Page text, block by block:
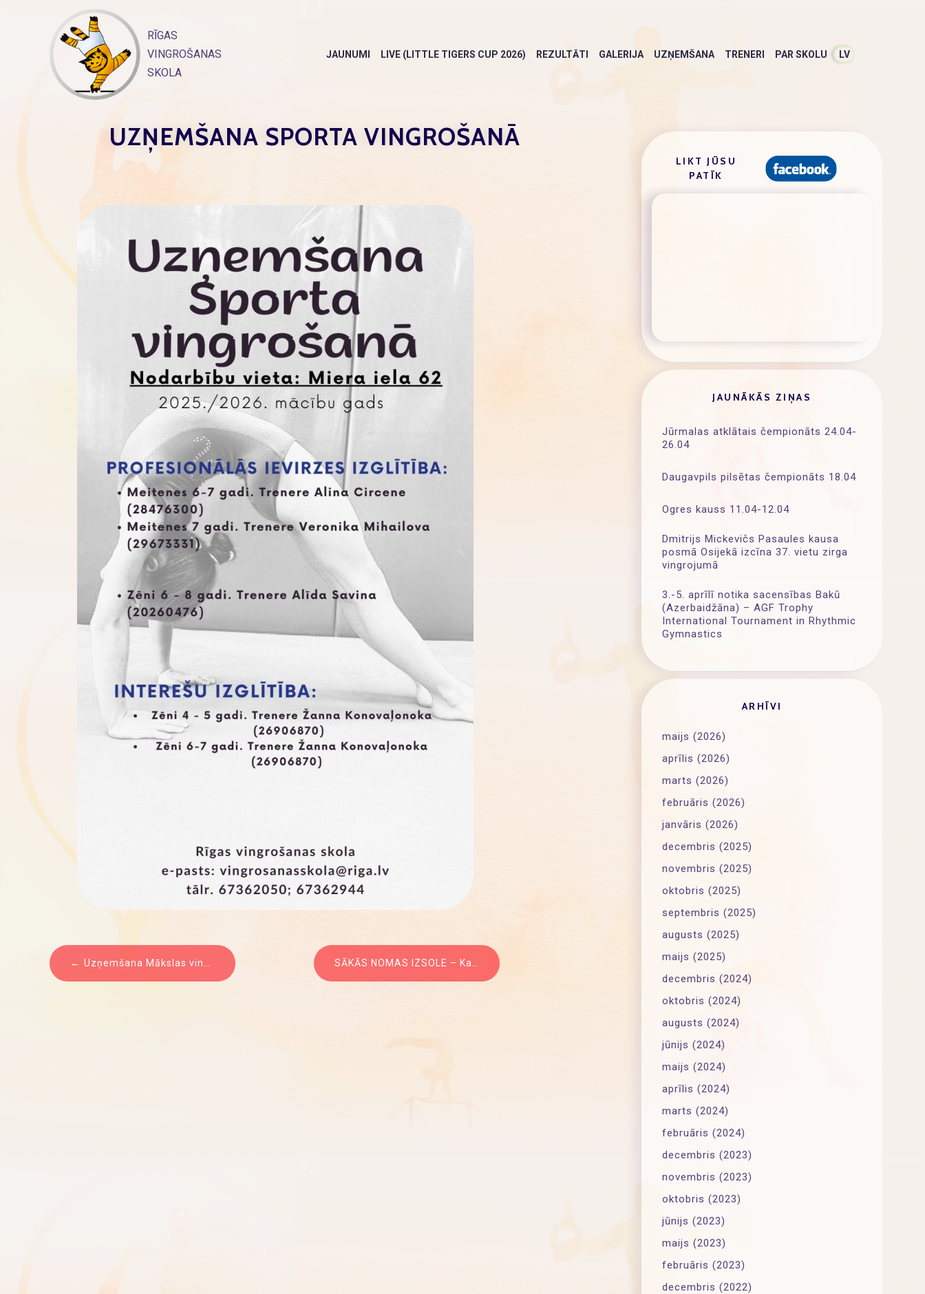
RĪGAS
VINGROŠANAS
SKOLA
JAUNUMI LIVE (LITTLE TIGERS CUP 2026) REZULTĀTI GALERIJA UZŅEMŠANA TRENERI PAR SKOLU LV
UZŅEMŠANA SPORTA VINGROŠANĀ
ZIŅU
IZVĒLNE
Uzņemšana Mākslas vingrošanā
LIKT JŪSU
PATĪK
JAUNĀKĀS ZIŅAS
Jūrmalas atklātais čempionāts 24.04-
26.04
Daugavpils pilsētas čempionāts 18.04
Ogres kauss 11.04-12.04
Dmitrijs Mickevičs Pasaules kausa
posmā Osijekā izcīna 37. vietu zirga
vingrojumā
3.-5. aprīlī notika sacensības Bakū
(Azerbaidžāna) – AGF Trophy
International Tournament in Rhythmic
Gymnastics
ARHĪVI
maijs (2026)
aprīlis (2026)
marts (2026)
februāris (2026)
janvāris (2026)
decembris (2025)
novembris (2025)
oktobris (2025)
septembris (2025)
augusts (2025)
maijs (2025)
decembris (2024)
oktobris (2024)
augusts (2024)
jūnijs (2024)
maijs (2024)
aprīlis (2024)
marts (2024)
februāris (2024)
decembris (2023)
novembris (2023)
oktobris (2023)
jūnijs (2023)
maijs (2023)
februāris (2023)
decembris (2022)